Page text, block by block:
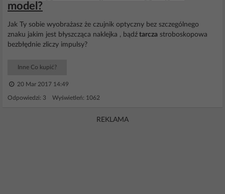
model?
Jak Ty sobie wyobrażasz że czujnik optyczny bez szczególnego
znaku jakim jest błyszcząca naklejka , bądź tarcza stroboskopowa
bezbłędnie zliczy impulsy?
Inne Co kupić?
20 Mar 2017 14:49
Odpowiedzi: 3 Wyświetleń: 1062
REKLAMA